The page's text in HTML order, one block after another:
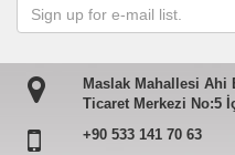
Maslak Mahallesi Ahi
Ticaret Merkezi No:5
+90 533 141 70 63